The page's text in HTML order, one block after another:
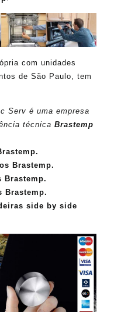
com unidades
de São Paulo, tem
Serv é uma empresa
técnica Brastemp
Brastemp.
Brastemp.
Brastemp.
side by side